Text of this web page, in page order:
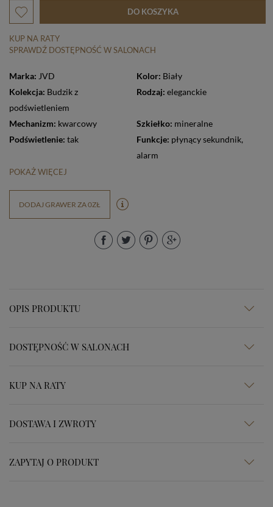
DO KOSZYKA
KUP NA RATY
SPRAWDŹ DOSTĘPNOŚĆ W SALONACH
Marka: JVD Kolor: Biały
Kolekcja: Budzik z
podświetleniem
Rodzaj: eleganckie
Mechanizm: kwarcowy Szkiełko: mineralne
Podświetlenie: tak Funkcje: płynący sekundnik,
alarm
POKAŻ WIĘCEJ
DODAJ GRAWER ZA 0ZŁ
OPIS PRODUKTU
DOSTĘPNOŚĆ W SALONACH
KUP NA RATY
DOSTAWA I ZWROTY
ZAPYTAJ O PRODUKT